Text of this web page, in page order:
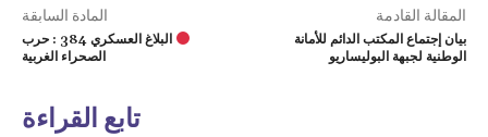
المادة السابقة
البلاغ العسكري 384 : حرب
الصحراء الغربية
المقالة القادمة
بيان إجتماع المكتب الدائم للأمانة
الوطنية لجبهة البوليساريو
تابع القراءة